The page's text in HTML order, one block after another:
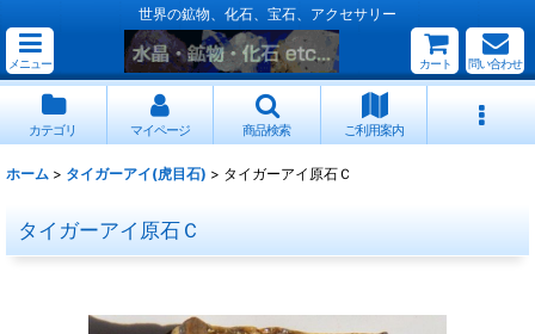
世界の鉱物、化石、宝石、アクセサリー
メニュー カート 問い合わせ
カテゴリ マイページ 商品検索 ご利用案内
ホーム > タイガーアイ(虎目石) > タイガーアイ原石Ｃ
タイガーアイ原石Ｃ